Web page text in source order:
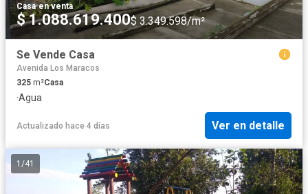
Casa·en venta
$ 1.088.619.400$ 3.349.598/m²
Se Vende Casa
Avenida Los Maracos
325 m²Casa
·Agua
Actualizado hace 4 días Ver en detalle
1 /41